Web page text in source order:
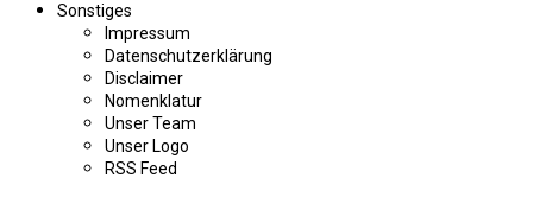
Sonstiges
Impressum
Datenschutzerklärung
Disclaimer
Nomenklatur
Unser Team
Unser Logo
RSS Feed